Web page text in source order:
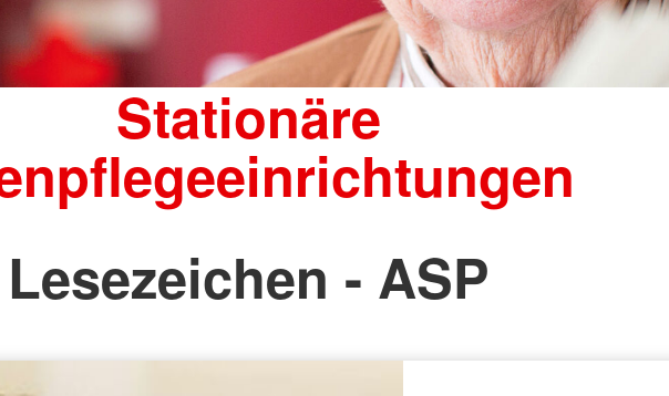
Stationäre
Lesezeichen - ASP